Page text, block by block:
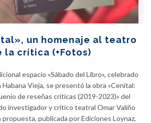
un homenaje al teatro
la crítica (+Fotos)
espacio «Sábado del Libro», celebrado
Habana Vieja, se presentó la obra «Cenital:
de reseñas críticas (2019-2023)» del
investigador y crítico teatral Omar Valiño
propuesta, publicada por Ediciones Loynaz,